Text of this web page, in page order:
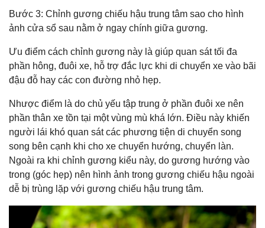
Bước 3: Chỉnh gương chiếu hậu trung tâm sao cho hình
ảnh cửa sổ sau nằm ở ngay chính giữa gương.
Ưu điểm cách chỉnh gương này là giúp quan sát tối đa
phần hông, đuôi xe, hỗ trợ đắc lực khi di chuyển xe vào bãi
đậu đỗ hay các con đường nhỏ hẹp.
Nhược điểm là do chủ yếu tập trung ở phần đuôi xe nên
phần thân xe tồn tại một vùng mù khá lớn. Điều này khiến
người lái khó quan sát các phương tiện di chuyển song
song bên cạnh khi cho xe chuyển hướng, chuyển làn.
Ngoài ra khi chỉnh gương kiểu này, do gương hướng vào
trong (góc hẹp) nên hình ảnh trong gương chiếu hậu ngoài
dễ bị trùng lặp với gương chiếu hậu trung tâm.